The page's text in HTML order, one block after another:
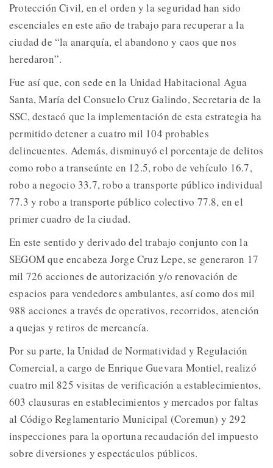
Protección Civil, en el orden y la seguridad han sido
escenciales en este año de trabajo para recuperar a la
ciudad de “la anarquía, el abandono y caos que nos
heredaron”.
Fue así que, con sede en la Unidad Habitacional Agua
Santa, María del Consuelo Cruz Galindo, Secretaria de la
SSC, destacó que la implementación de esta estrategia ha
permitido detener a cuatro mil 104 probables
delincuentes. Además, disminuyó el porcentaje de delitos
como robo a transeúnte en 12.5, robo de vehículo 16.7,
robo a negocio 33.7, robo a transporte público individual
77.3 y robo a transporte público colectivo 77.8, en el
primer cuadro de la ciudad.
En este sentido y derivado del trabajo conjunto con la
SEGOM que encabeza Jorge Cruz Lepe, se generaron 17
mil 726 acciones de autorización y/o renovación de
espacios para vendedores ambulantes, así como dos mil
988 acciones a través de operativos, recorridos, atención
a quejas y retiros de mercancía.
Por su parte, la Unidad de Normatividad y Regulación
Comercial, a cargo de Enrique Guevara Montiel, realizó
cuatro mil 825 visitas de verificación a establecimientos,
603 clausuras en establecimientos y mercados por faltas
al Código Reglamentario Municipal (Coremun) y 292
inspecciones para la oportuna recaudación del impuesto
sobre diversiones y espectáculos públicos.